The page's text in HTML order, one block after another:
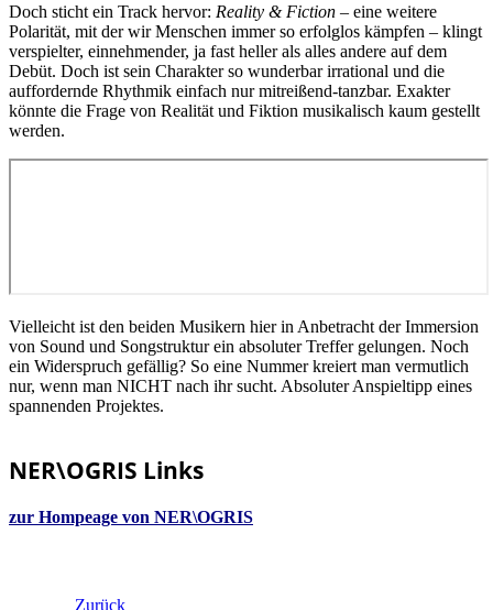
Doch sticht ein Track hervor: Reality & Fiction – eine weitere
Polarität, mit der wir Menschen immer so erfolglos kämpfen – klingt
verspielter, einnehmender, ja fast heller als alles andere auf dem
Debüt. Doch ist sein Charakter so wunderbar irrational und die
auffordernde Rhythmik einfach nur mitreißend-tanzbar. Exakter
könnte die Frage von Realität und Fiktion musikalisch kaum gestellt
werden.
Vielleicht ist den beiden Musikern hier in Anbetracht der Immersion
von Sound und Songstruktur ein absoluter Treffer gelungen. Noch
ein Widerspruch gefällig? So eine Nummer kreiert man vermutlich
nur, wenn man NICHT nach ihr sucht. Absoluter Anspieltipp eines
spannenden Projektes.
NER\OGRIS Links
zur Hompeage von NER\OGRIS
Zurück